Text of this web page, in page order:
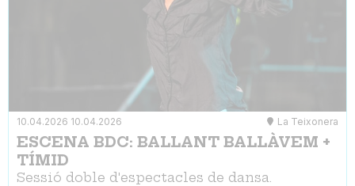
10.04.2026 10.04.2026 La Teixonera
ESCENA BDC: BALLANT BALLÀVEM +
TÍMID
Sessió doble d'espectacles de dansa.